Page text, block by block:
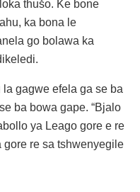
thušo. Ke bone
ka bona le
go bolawa ka
gagwe efela ga se ba
ba bowa gape. “Bjalo
ya Leago gore e re
gore re sa tshwenyegile